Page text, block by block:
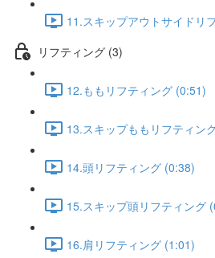
11.スキップアウトサイドリ
リフティング (3)
12.ももリフティング (0:51)
13.スキップももリフティン
14.頭リフティング (0:38)
15.スキップ頭リフティング
16.肩リフティング (1:01)